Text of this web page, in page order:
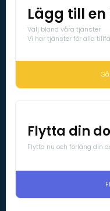
Lägg till
Välj bland våra tjänster
Vi har tjänster för alla
Flytta din
Flytta nu och förläng din